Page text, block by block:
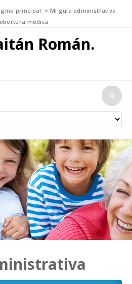
principal > Mi guía administrativa
médica
Román.